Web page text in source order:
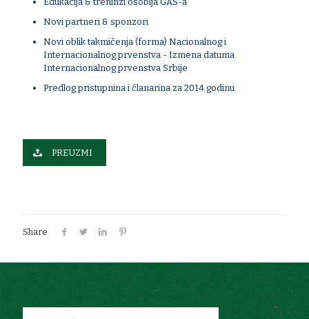
Novi partneri & sponzori
Novi oblik takmičenja (forma) Nacionalnog i
Internacionalnog prvenstva - Izmena datuma
Internacionalnog prvenstva Srbije
Predlog pristupnina i članarina za 2014.godinu
PREUZMI
Share